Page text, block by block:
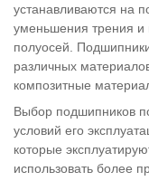
устанавливаются на
уменьшения трения
полуосей.
различных
композитные
Выбор подшипников
условий его
которые
использовать более